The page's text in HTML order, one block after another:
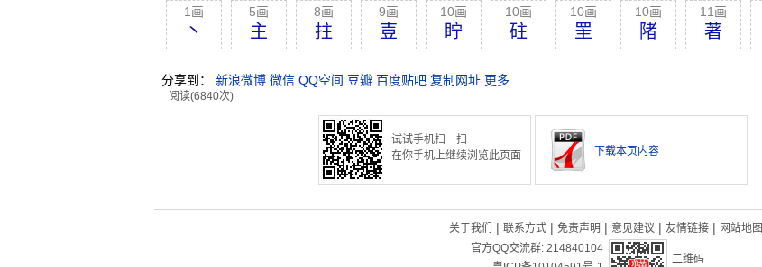
1画
丶
5画
主
8画
拄
9画
壴
10画
眝
10画
砫
10画
罜
10画
陼
11画
著
分享到： 新浪微博 微信 QQ空间 豆瓣 百度贴吧 复制网址 更多
阅读(6840次)
试试手机扫一扫
在你手机上继续浏览此页面
下载本页内容
关于我们 | 联系方式 | 免责声明 | 意见建议 | 友情链接 | 网站地图
官方QQ交流群: 214840104
二维码